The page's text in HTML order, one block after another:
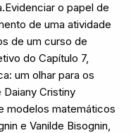
o papel de
de uma atividade
de um curso de
do Capítulo 7,
um olhar para os
Cristiny
modelos matemáticos
e Vanilde Bisognin,